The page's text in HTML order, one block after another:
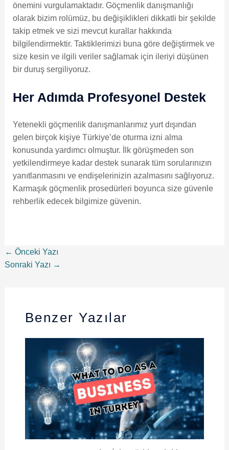
önemini vurgulamaktadır. Göçmenlik danışmanlığı
olarak bizim rolümüz, bu değişiklikleri dikkatli bir şekilde
takip etmek ve sizi mevcut kurallar hakkında
bilgilendirmektir. Taktiklerimizi buna göre değiştirmek ve
size kesin ve ilgili veriler sağlamak için ileriyi düşünen
bir duruş sergiliyoruz.
Her Adımda Profesyonel Destek
Yetenekli göçmenlik danışmanlarımız yurt dışından
gelen birçok kişiye Türkiye’de oturma izni alma
konusunda yardımcı olmuştur. İlk görüşmeden son
yetkilendirmeye kadar destek sunarak tüm sorularınızın
yanıtlanmasını ve endişelerinizin azalmasını sağlıyoruz.
Karmaşık göçmenlik prosedürleri boyunca size güvenle
rehberlik edecek bilgimize güvenin.
← Önceki Yazı
Sonraki Yazı →
Benzer Yazılar